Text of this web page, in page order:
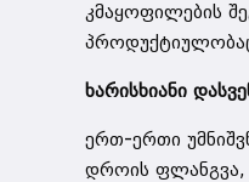
კმაყოფილების
ხარისხიანი
ერთ-ერთი
დროის ფლანგვა,